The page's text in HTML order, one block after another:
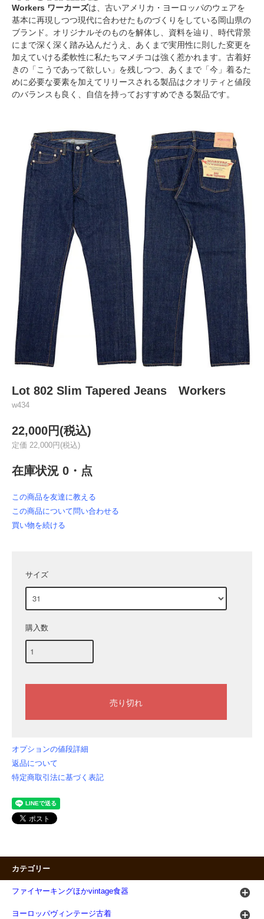
Workers ワーカーズは、古いアメリカ・ヨーロッパのウェアを
基本に再現しつつ現代に合わせたものづくりをしている岡山県の
ブランド。オリジナルそのものを解体し、資料を辿り、時代背景
にまで深く深く踏み込んだうえ、あくまで実用性に則した変更を
加えていける柔軟性に私たちマメチコは強く惹かれます。古着好
きの「こうであって欲しい」を残しつつ、あくまで「今」着るた
めに必要な要素を加えてリリースされる製品はクオリティと値段
のバランスも良く、自信を持っておすすめできる製品です。
Lot 802 Slim Tapered Jeans Workers
w434
22,000円(税込)
定価 22,000円(税込)
在庫状況 0・点
この商品を友達に教える
この商品について問い合わせる
買い物を続ける
サイズ
購入数
オプションの値段詳細
返品について
特定商取引法に基づく表記
カテゴリー
ファイヤーキングほかvintage食器
ヨーロッパヴィンテージ古着